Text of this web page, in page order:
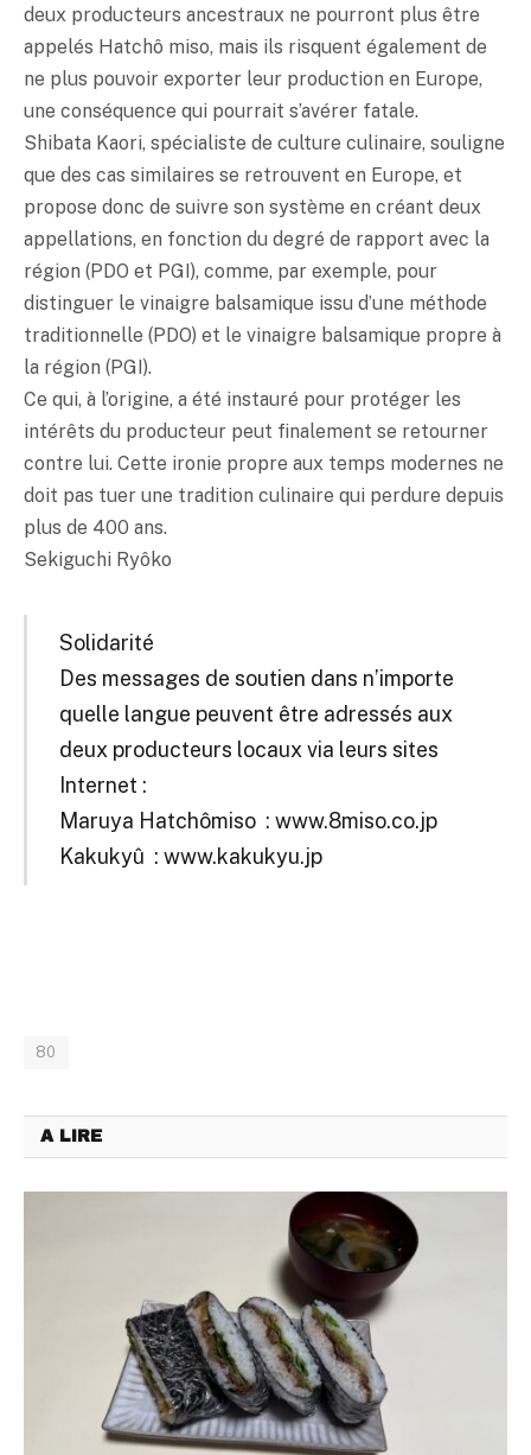
deux producteurs ancestraux ne pourront plus être
appelés Hatchô miso, mais ils risquent également de
ne plus pouvoir exporter leur production en Europe,
une conséquence qui pourrait s’avérer fatale.
Shibata Kaori, spécialiste de culture culinaire, souligne
que des cas similaires se retrouvent en Europe, et
propose donc de suivre son système en créant deux
appellations, en fonction du degré de rapport avec la
région (PDO et PGI), comme, par exemple, pour
distinguer le vinaigre balsamique issu d’une méthode
traditionnelle (PDO) et le vinaigre balsamique propre à
la région (PGI).
Ce qui, à l’origine, a été instauré pour protéger les
intérêts du producteur peut finalement se retourner
contre lui. Cette ironie propre aux temps modernes ne
doit pas tuer une tradition culinaire qui perdure depuis
plus de 400 ans.
Sekiguchi Ryôko
Solidarité
Des messages de soutien dans n’importe
quelle langue peuvent être adressés aux
deux producteurs locaux via leurs sites
Internet :
Maruya Hatchômiso : www.8miso.co.jp
Kakukyû : www.kakukyu.jp
80
A LIRE